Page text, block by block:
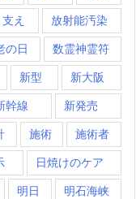
支え 放射能汚染
の日 数霊神霊符
新型 新大阪
幹線 新発売
施術 施術者
日焼けのケア
明日 明石海峡